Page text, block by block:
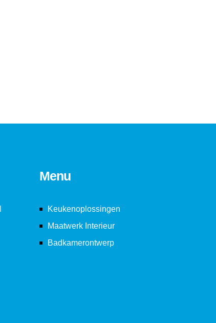
Menu
Keukenoplossingen
Maatwerk Interieur
Badkamerontwerp